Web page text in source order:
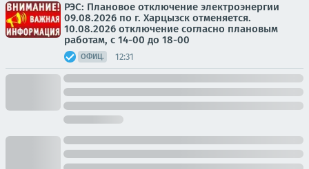
РЭС: Плановое отключение электроэнергии
09.08.2026 по г. Харцызск отменяется.
10.08.2026 отключение согласно плановым
работам, с 14-00 до 18-00
ОФИЦ. 12:31